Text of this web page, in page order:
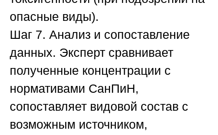
опасные виды).
Шаг 7. Анализ и сопоставление
данных. Эксперт сравнивает
полученные концентрации с
нормативами СанПиН,
сопоставляет видовой состав с
возможным источником,